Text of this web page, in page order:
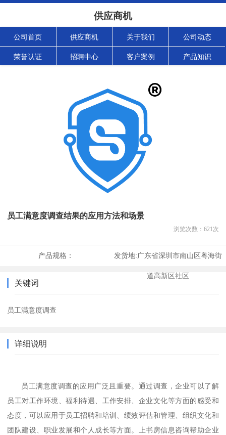
供应商机
公司首页 供应商机 关于我们 公司动态
荣誉认证 招聘中心 客户案例 产品知识
员工满意度调查结果的应用方法和场景
浏览次数： 621次
产品规格： 发货地:广东省深圳市南山区粤海街
道高新区社区
关键词
员工满意度调查
详细说明
员工满意度调查的应用广泛且重要。 通过调查，企业可以了解
员工对工作环境、福利待遇、工作安排、企业文化等方面的感受和
态度 ， 可以应用于员工招聘和培训、绩效评估和管理、组织文化和
团队建设、职业发展和个人成长等方面。上书房信息咨询帮助企业